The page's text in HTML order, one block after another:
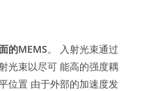
的MEMS。 入射光束通过
光束以尽可 能高的强度耦
位置 由于外部的加速度发